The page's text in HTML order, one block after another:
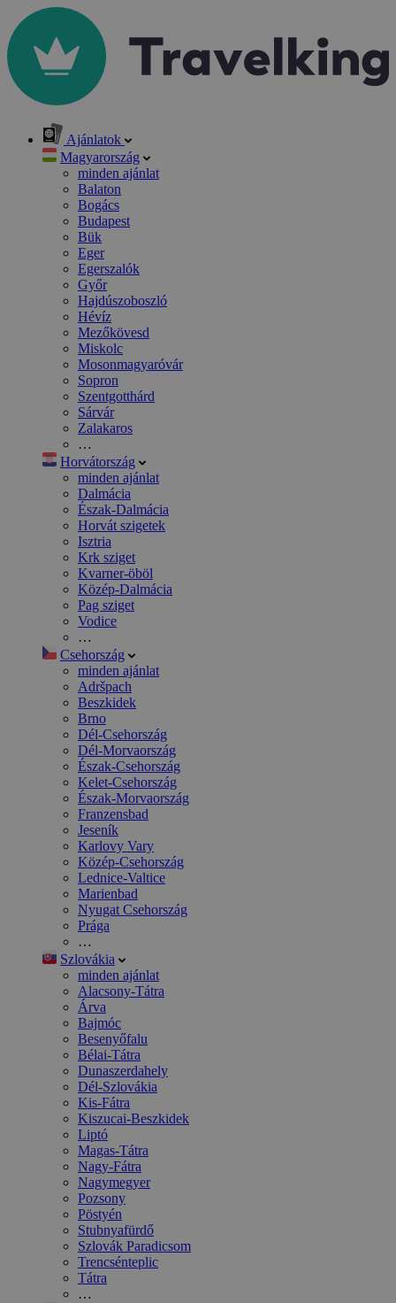
Ajánlatok
Magyarország
minden ajánlat
Balaton
Bogács
Budapest
Bük
Eger
Egerszalók
Győr
Hajdúszoboszló
Hévíz
Mezőkövesd
Miskolc
Mosonmagyaróvár
Sopron
Szentgotthárd
Sárvár
Zalakaros
…
Horvátország
minden ajánlat
Dalmácia
Észak-Dalmácia
Horvát szigetek
Isztria
Krk sziget
Kvarner-öböl
Közép-Dalmácia
Pag sziget
Vodice
…
Csehország
minden ajánlat
Adršpach
Beszkidek
Brno
Dél-Csehország
Dél-Morvaország
Észak-Csehország
Kelet-Csehország
Észak-Morvaország
Franzensbad
Jeseník
Karlovy Vary
Közép-Csehország
Lednice-Valtice
Marienbad
Nyugat Csehország
Prága
…
Szlovákia
minden ajánlat
Alacsony-Tátra
Árva
Bajmóc
Besenyőfalu
Bélai-Tátra
Dunaszerdahely
Dél-Szlovákia
Kis-Fátra
Kiszucai-Beszkidek
Liptó
Magas-Tátra
Nagy-Fátra
Nagymegyer
Pozsony
Pöstyén
Stubnyafürdő
Szlovák Paradicsom
Trencsénteplic
Tátra
…